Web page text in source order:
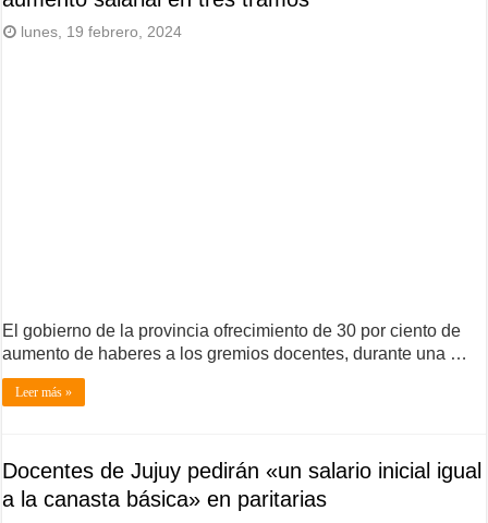
lunes, 19 febrero, 2024
El gobierno de la provincia ofrecimiento de 30 por ciento de
aumento de haberes a los gremios docentes, durante una …
Leer más »
Docentes de Jujuy pedirán «un salario inicial igual
a la canasta básica» en paritarias